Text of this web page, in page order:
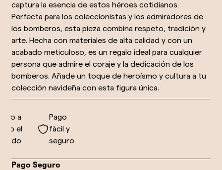
captura la esencia de estos héroes cotidianos.
Perfecta para los coleccionistas y los admiradores de
los bomberos, esta pieza combina respeto, tradición y
arte. Hecha con materiales de alta calidad y con un
acabado meticuloso, es un regalo ideal para cualquier
persona que admire el coraje y la dedicación de los
bomberos. Añade un toque de heroísmo y cultura a tu
colección navideña con esta figura única.
a
el
Pago
fàcil y
seguro
Pago Seguro